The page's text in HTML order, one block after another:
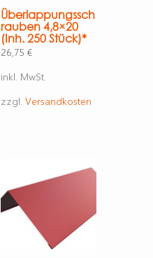
Überlappungssch
rauben 4,8×20
(Inh. 250 Stück)*
26,75 €
inkl. MwSt.
zzgl. Versandkosten